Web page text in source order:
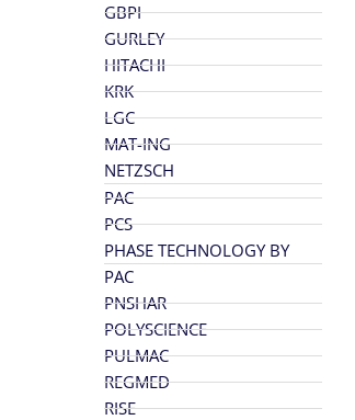
GBPI
GURLEY
HITACHI
KRK
LGC
MAT-ING
NETZSCH
PAC
PCS
PHASE TECHNOLOGY BY
PAC
PNSHAR
POLYSCIENCE
PULMAC
REGMED
RISE